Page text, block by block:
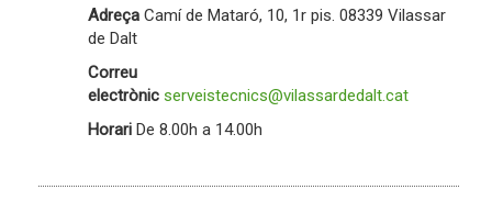
Adreça Camí de Mataró, 10, 1r pis. 08339 Vilassar
de Dalt
Correu
electrònic serveistecnics@vilassardedalt.cat
Horari De 8.00h a 14.00h